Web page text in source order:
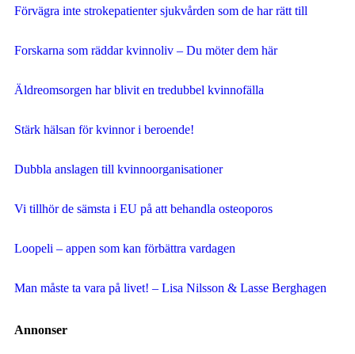
Förvägra inte strokepatienter sjukvården som de har rätt till
Forskarna som räddar kvinnoliv – Du möter dem här
Äldreomsorgen har blivit en tredubbel kvinnofälla
Stärk hälsan för kvinnor i beroende!
Dubbla anslagen till kvinnoorganisationer
Vi tillhör de sämsta i EU på att behandla osteoporos
Loopeli – appen som kan förbättra vardagen
Man måste ta vara på livet! – Lisa Nilsson & Lasse Berghagen
Annonser